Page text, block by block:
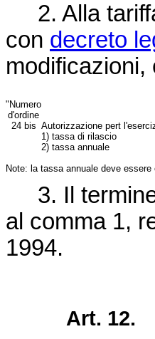
2. Alla
con decreto
modificazioni,
"Numero
d'ordine
24 bis Autorizzazione pert
1) tassa di rilascio
2) tassa annuale
Note: la tassa annuale deve
3. Il termine
al comma 1,
1994.
Art. 12.